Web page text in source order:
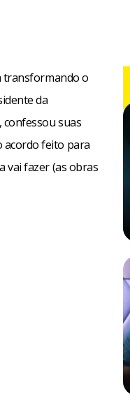
transformando o
da
confessou suas
acordo feito para
vai fazer (as obras